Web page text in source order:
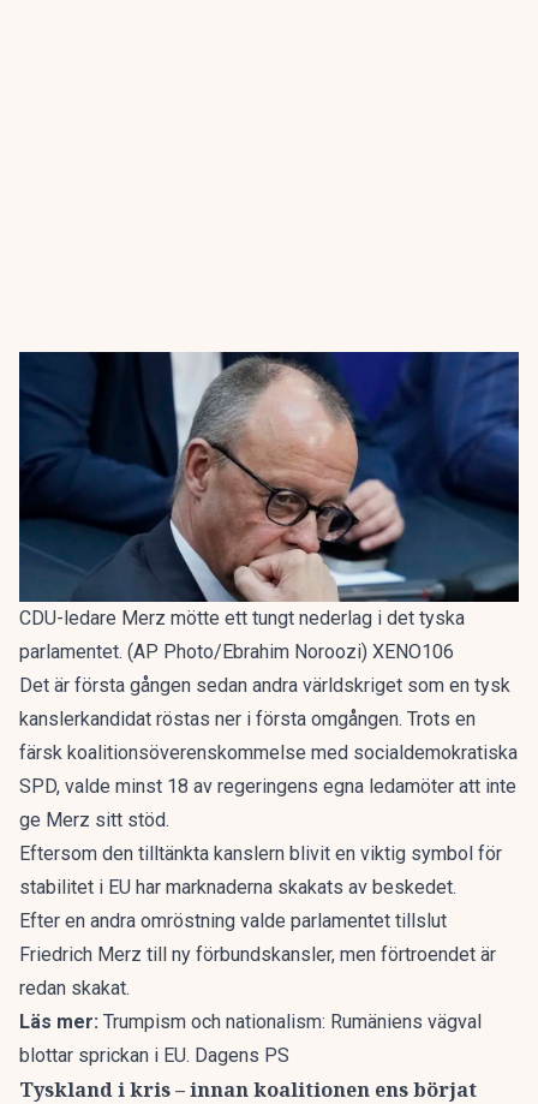
CDU-ledare Merz mötte ett tungt nederlag i det tyska
parlamentet. (AP Photo/Ebrahim Noroozi) XENO106
Det är första gången sedan andra världskriget som en tysk
kanslerkandidat röstas ner i första omgången. Trots en
färsk koalitionsöverenskommelse med socialdemokratiska
SPD, valde minst 18 av regeringens egna ledamöter att inte
ge Merz sitt stöd.
Eftersom den tilltänkta kanslern blivit en viktig symbol för
stabilitet i EU har marknaderna skakats av beskedet.
Efter en andra omröstning valde parlamentet tillslut
Friedrich Merz till ny förbundskansler, men förtroendet är
redan skakat.
Läs mer: Trumpism och nationalism: Rumäniens vägval
blottar sprickan i EU. Dagens PS
Tyskland i kris – innan koalitionen ens börjat